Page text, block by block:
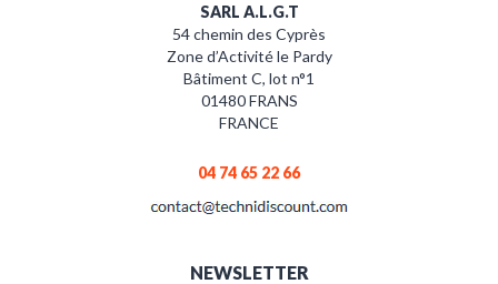
SARL A.L.G.T
54 chemin des Cyprès
Zone d’Activité le Pardy
Bâtiment C, lot n°1
01480 FRANS
FRANCE
04 74 65 22 66
NEWSLETTER